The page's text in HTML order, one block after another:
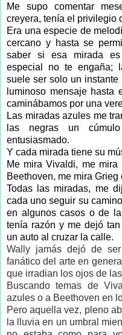
Me supo comentar
creyera, tenía el privilegio
Era una especie de
cercano y hasta se
saber si esa mirada
especial no te engaña;
suele ser solo un
luminoso mensaje
caminábamos por una
Las miradas azules me
las negras un
entusiasmado.
Y cada mirada tiene su
Me mira Vivaldi, me mira
Beethoven, me mira Grieg
Todas las miradas, me
cada uno seguir su
en algunos casos o de
tenía razón y me dejó
un auto al cruzar la calle.
Wally jamás dejó de
fanático del arte en
que irradian los ojos de
Buscando temas de
azules o a Beethoven en
Pero aquella vez, pleno
la lluvia en un umbral